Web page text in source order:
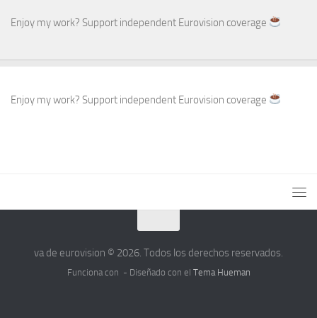
Enjoy my work? Support independent Eurovision coverage
Enjoy my work? Support independent Eurovision coverage
va de eurovision © 2026. Todos los derechos reservados.
Funciona con - Diseñado con el Tema Hueman